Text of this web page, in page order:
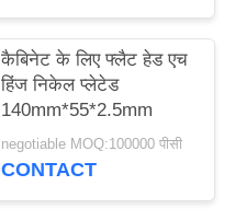
कैबिनेट के लिए फ्लैट हेड एच
हिंज निकेल प्लेटेड
140mm*55*2.5mm
negotiable MOQ:100000 पीसी
CONTACT